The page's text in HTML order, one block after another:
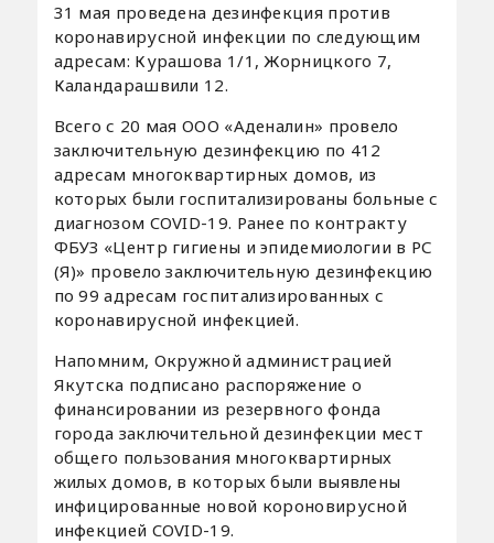
31 мая проведена дезинфекция против
коронавирусной инфекции по следующим
адресам: Курашова 1/1, Жорницкого 7,
Каландарашвили 12.
Всего с 20 мая ООО «Аденалин» провело
заключительную дезинфекцию по 412
адресам многоквартирных домов, из
которых были госпитализированы больные с
диагнозом COVID-19. Ранее по контракту
ФБУЗ «Центр гигиены и эпидемиологии в РС
(Я)» провело заключительную дезинфекцию
по 99 адресам госпитализированных с
коронавирусной инфекцией.
Напомним, Окружной администрацией
Якутска подписано распоряжение о
финансировании из резервного фонда
города заключительной дезинфекции мест
общего пользования многоквартирных
жилых домов, в которых были выявлены
инфицированные новой короновирусной
инфекцией COVID-19.